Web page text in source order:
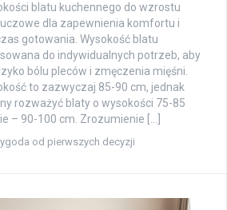
blatu kuchennego do wzrostu
dla zapewnienia komfortu i
gotowania. Wysokość blatu
do indywidualnych potrzeb, aby
bólu pleców i zmęczenia mięśni.
to zazwyczaj 85-90 cm, jednak
rozważyć blaty o wysokości 75-85
– 90-100 cm. Zrozumienie […]
od pierwszych decyzji